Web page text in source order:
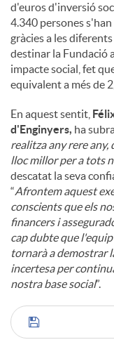
d'euros d'inversió
4.340 persones
gràcies a les
destinar la Fundació
impacte social, fet
equivalent a més de
En aquest sentit,
d'Enginyers, ha
realitza any rere any,
lloc millor per a tots
descatat la seva
“Afrontem aquest
conscients que els
financers i
cap dubte que
tornarà a demostrar
incertesa per
nostra base social”.
C